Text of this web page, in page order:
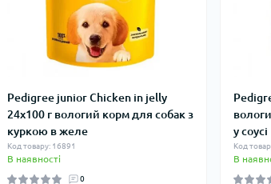
Pedigree junior Chicken in jelly
24x100 г вологий корм для собак з
куркою в желе
Код товару: 16891
В наявності
0
у соусі
Код
В